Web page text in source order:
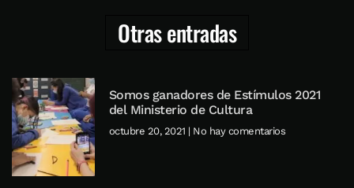
Otras entradas
Somos ganadores de Estímulos 2021
del Ministerio de Cultura
octubre 20, 2021 No hay comentarios